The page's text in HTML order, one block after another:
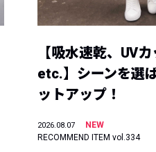
【吸水速乾、UV
etc.】シーンを選
ットアップ！
2026.08.07
NEW
RECOMMEND ITEM vol.334